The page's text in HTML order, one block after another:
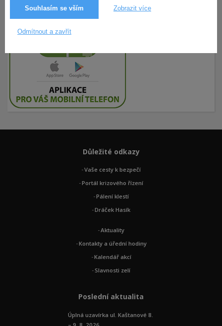
Souhlasím se vším Zobrazit více
Odmítnout a zavřít
Důležité odkazy
Vaše cesty k bezpečí
Portál krizového řízení
Pálení klestí
Dráček Hasík
Aktuality
Kontakty a úřední hodiny
Kalendář akcí
Slavnosti zelí
Poslední aktualita
Úplná uzavírka ul. Kaštanové 8.